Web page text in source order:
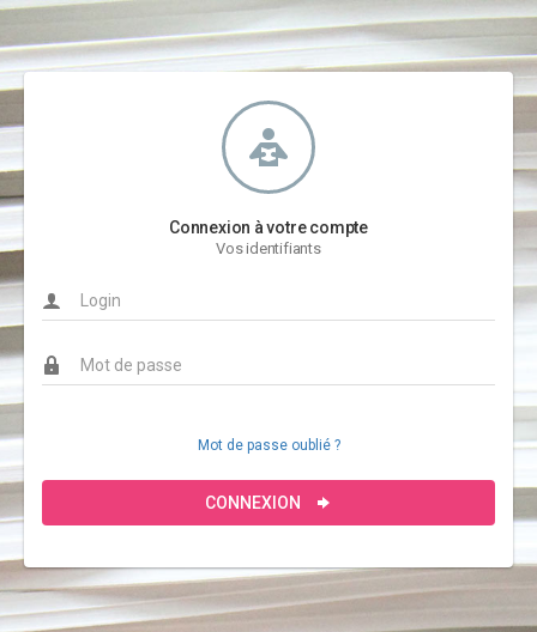
Connexion à votre compte
Vos identifiants
Mot de passe oublié ?
CONNEXION